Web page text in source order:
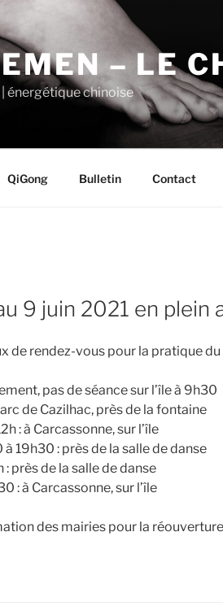
– LE
énergétique chinoise
QiGong Bulletin Contact
9 juin 2021 en plein
de rendez-vous pour la pratique
pas de séance sur l’île à 9h30
de Cazilhac, près de la fontaine
: à Carcassonne, sur l’île
19h30 : près de la salle de danse
près de la salle de danse
: à Carcassonne, sur l’île
des mairies pour la